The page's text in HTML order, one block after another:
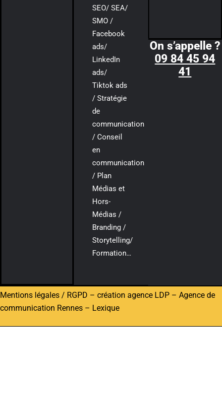
SEO/ SEA/
SMO /
Facebook
ads/
LinkedIn
ads/
Tiktok ads
/ Stratégie
de
communication
/ Conseil
en
communication
/ Plan
Médias et
Hors-
Médias /
Branding /
Storytelling/
Formation…
On s’appelle ?
09 84 45 94
41
Mentions légales / RGPD – création agence LDP – Agence de
communication Rennes – Lexique